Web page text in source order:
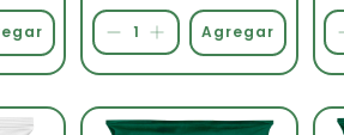
Agregar